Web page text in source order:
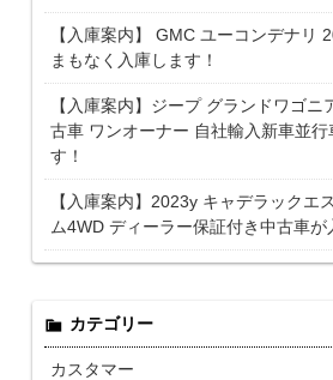
【入庫案内】 GMC ユーコンデナリ
まもなく入庫します！
【入庫案内】ジープ グランドワゴニ
古車 ワンオーナー 自社輸入新車並行
す！
【入庫案内】2023y キャデラックエ
ム4WD ディーラー保証付き中古車が
カテゴリー
カスタマー